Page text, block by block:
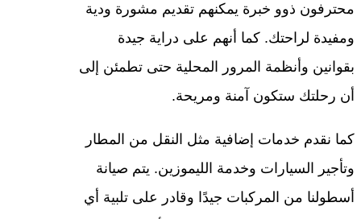
محترفون ذوو خبرة يمكنهم تقديم مشورة ودية
ومفيدة لراحتك. كما أنهم على دراية جيدة
بقوانين وأنظمة المرور المحلية حتى تطمئن إلى
أن رحلتك ستكون آمنة ومريحة.
كما نقدم خدمات إضافية مثل النقل من المطار
وتأجير السيارات وخدمة الليموزين. يتم صيانة
أسطولنا من المركبات جيدًا وقادر على تلبية أي